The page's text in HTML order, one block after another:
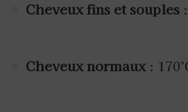
Cheveux fins et souples:
Cheveux normaux: